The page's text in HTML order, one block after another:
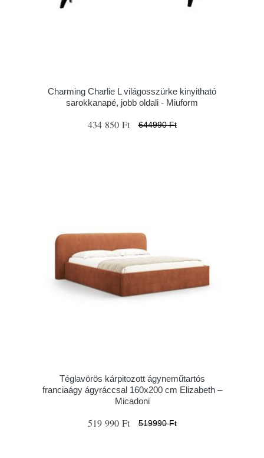
Charming Charlie L világosszürke kinyitható
sarokkanapé, jobb oldali - Miuform
434 850 Ft 644990 Ft
Téglavörös kárpitozott ágyneműtartós
franciaágy ágyráccsal 160x200 cm Elizabeth –
Micadoni
519 990 Ft 519990 Ft